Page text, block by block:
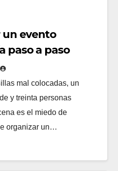
un evento
paso a paso
mal colocadas, un
y treinta personas
es el miedo de
organizar un…